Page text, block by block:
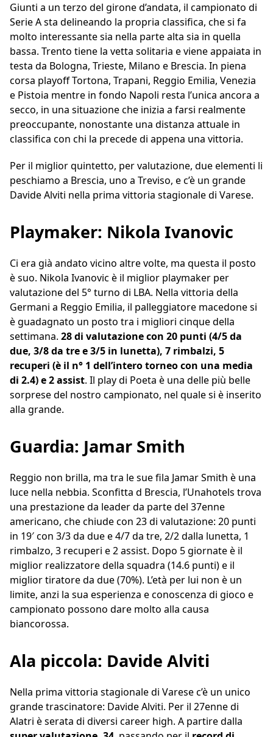
Giunti a un terzo del girone d’andata, il campionato di
Serie A sta delineando la propria classifica, che si fa
molto interessante sia nella parte alta sia in quella
bassa. Trento tiene la vetta solitaria e viene appaiata in
testa da Bologna, Trieste, Milano e Brescia. In piena
corsa playoff Tortona, Trapani, Reggio Emilia, Venezia
e Pistoia mentre in fondo Napoli resta l’unica ancora a
secco, in una situazione che inizia a farsi realmente
preoccupante, nonostante una distanza attuale in
classifica con chi la precede di appena una vittoria.
Per il miglior quintetto, per valutazione, due elementi li
peschiamo a Brescia, uno a Treviso, e c’è un grande
Davide Alviti nella prima vittoria stagionale di Varese.
Playmaker: Nikola Ivanovic
Ci era già andato vicino altre volte, ma questa il posto
è suo. Nikola Ivanovic è il miglior playmaker per
valutazione del 5° turno di LBA. Nella vittoria della
Germani a Reggio Emilia, il palleggiatore macedone si
è guadagnato un posto tra i migliori cinque della
settimana. 28 di valutazione con 20 punti (4/5 da
due, 3/8 da tre e 3/5 in lunetta), 7 rimbalzi, 5
recuperi (è il n° 1 dell’intero torneo con una media
di 2.4) e 2 assist. Il play di Poeta è una delle più belle
sorprese del nostro campionato, nel quale si è inserito
alla grande.
Guardia: Jamar Smith
Reggio non brilla, ma tra le sue fila Jamar Smith è una
luce nella nebbia. Sconfitta d Brescia, l’Unahotels trova
una prestazione da leader da parte del 37enne
americano, che chiude con 23 di valutazione: 20 punti
in 19′ con 3/3 da due e 4/7 da tre, 2/2 dalla lunetta, 1
rimbalzo, 3 recuperi e 2 assist. Dopo 5 giornate è il
miglior realizzatore della squadra (14.6 punti) e il
miglior tiratore da due (70%). L’età per lui non è un
limite, anzi la sua esperienza e conoscenza di gioco e
campionato possono dare molto alla causa
biancorossa.
Ala piccola: Davide Alviti
Nella prima vittoria stagionale di Varese c’è un unico
grande trascinatore: Davide Alviti. Per il 27enne di
Alatri è serata di diversi career high. A partire dalla